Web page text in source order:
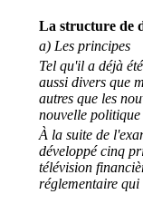
La structure de
a) Les principes
Tel qu'il a déjà
aussi divers que
autres que les
nouvelle
À la suite de
développé cinq
télévision
réglementaire qui